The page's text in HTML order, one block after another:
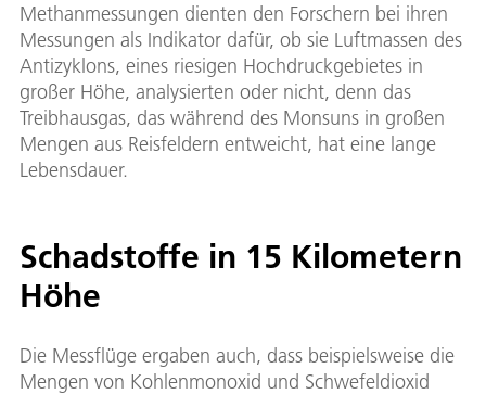
Methanmessungen dienten den Forschern bei ihren
Messungen als Indikator dafür, ob sie Luftmassen des
Antizyklons, eines riesigen Hochdruckgebietes in
großer Höhe, analysierten oder nicht, denn das
Treibhausgas, das während des Monsuns in großen
Mengen aus Reisfeldern entweicht, hat eine lange
Lebensdauer.
Schadstoffe in 15 Kilometern
Höhe
Die Messflüge ergaben auch, dass beispielsweise die
Mengen von Kohlenmonoxid und Schwefeldioxid